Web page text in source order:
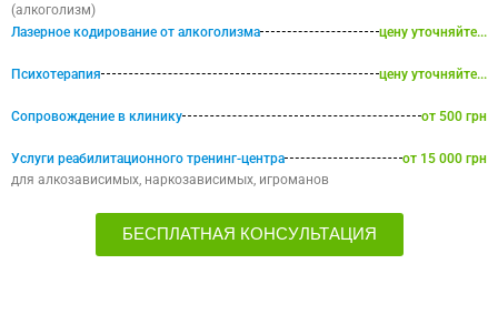
(алкоголизм)
Лазерное кодирование от алкоголизма
цену уточняйте...
Психотерапия цену уточняйте...
Сопровождение в клинику от 500 грн
Услуги реабилитационного тренинг-центра
от 15 000 грн
для алкозависимых, наркозависимых, игроманов
БЕСПЛАТНАЯ КОНСУЛЬТАЦИЯ